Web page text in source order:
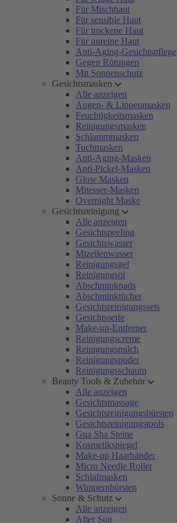
Für Mischhaut
Für sensible Haut
Für trockene Haut
Für unreine Haut
Anti-Aging-Gesichtspflege
Gegen Rötungen
Mit Sonnenschutz
Gesichtsmasken
Alle anzeigen
Augen- & Lippenmasken
Feuchtigkeitsmasken
Reinigungsmasken
Schlammmasken
Tuchmasken
Anti-Aging-Masken
Anti-Pickel-Masken
Glow Masken
Mitesser-Masken
Overnight Maske
Gesichtsreinigung
Alle anzeigen
Gesichtspeeling
Gesichtswasser
Mizellenwasser
Reinigungsgel
Reinigungsöl
Abschminkpads
Abschminktücher
Gesichtsreinigungssets
Gesichtsseife
Make-up-Entferner
Reinigungscreme
Reinigungsmilch
Reinigungspuder
Reinigungsschaum
Beauty Tools & Zubehör
Alle anzeigen
Gesichtsmassage
Gesichtsreinigungsbürsten
Gesichtsreinigungstools
Gua Sha Steine
Kosmetikspiegel
Make-up Haarbänder
Micro Needle Roller
Schlafmasken
Wimpernbürsten
Sonne & Schutz
Alle anzeigen
After Sun